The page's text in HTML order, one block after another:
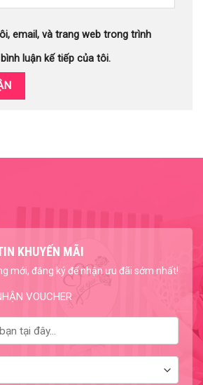
email, và trang web trong trình
luận kế tiếp của tôi.
KHUYẾN MÃI
mới, đăng ký để nhận ưu đãi sớm nhất!
VOUCHER